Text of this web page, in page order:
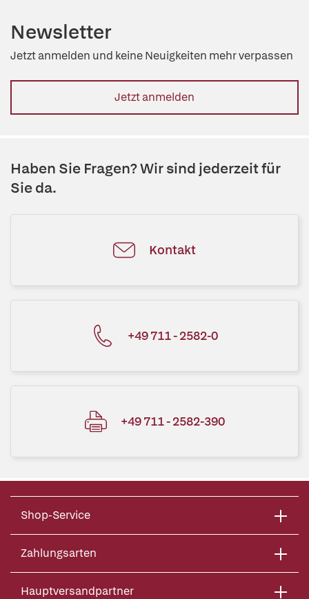
Newsletter
Jetzt anmelden und keine Neuigkeiten mehr verpassen
Jetzt anmelden
Haben Sie Fragen? Wir sind jederzeit für
Sie da.
Kontakt
+49 711 - 2582-0
+49 711 - 2582-390
Shop-Service
Zahlungsarten
Hauptversandpartner